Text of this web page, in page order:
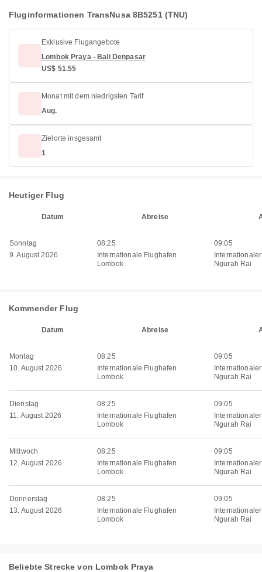
Fluginformationen TransNusa 8B5251 (TNU)
Exklusive Flugangebote
Lombok Praya - Bali Denpasar
US$ 51.55
Monat mit dem niedrigsten Tarif
Aug.
Zielorte insgesamt
1
Heutiger Flug
Datum Abreise
Sonntag
9. August 2026
08:25
Internationale Flughafen
Lombok
09:05
Ngurah Rai
Kommender Flug
Datum Abreise
Montag
10. August 2026
08:25
Internationale Flughafen
Lombok
09:05
Ngurah Rai
Dienstag
11. August 2026
08:25
Internationale Flughafen
Lombok
09:05
Ngurah Rai
Mittwoch
12. August 2026
08:25
Internationale Flughafen
Lombok
09:05
Ngurah Rai
Donnerstag
13. August 2026
08:25
Internationale Flughafen
Lombok
09:05
Ngurah Rai
Beliebte Strecke von Lombok Praya